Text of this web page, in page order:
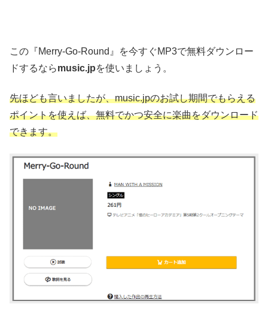
この『Merry-Go-Round』を今すぐMP3で無料ダウンロー
ドするならmusic.jpを使いましょう。
先ほども言いましたが、music.jpのお試し期間でもらえる
ポイントを使えば、無料でかつ安全に楽曲をダウンロード
できます。